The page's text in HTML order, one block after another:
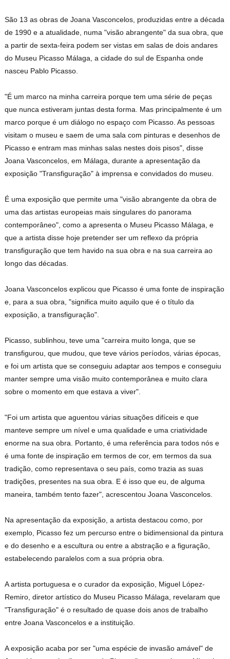
São 13 as obras de Joana Vasconcelos, produzidas entre a década
de 1990 e a atualidade, numa "visão abrangente" da sua obra, que
a partir de sexta-feira podem ser vistas em salas de dois andares
do Museu Picasso Málaga, a cidade do sul de Espanha onde
nasceu Pablo Picasso.
"É um marco na minha carreira porque tem uma série de peças
que nunca estiveram juntas desta forma. Mas principalmente é um
marco porque é um diálogo no espaço com Picasso. As pessoas
visitam o museu e saem de uma sala com pinturas e desenhos de
Picasso e entram mas minhas salas nestes dois pisos", disse
Joana Vasconcelos, em Málaga, durante a apresentação da
exposição "Transfiguração" à imprensa e convidados do museu.
É uma exposição que permite uma "visão abrangente da obra de
uma das artistas europeias mais singulares do panorama
contemporâneo", como a apresenta o Museu Picasso Málaga, e
que a artista disse hoje pretender ser um reflexo da própria
transfiguração que tem havido na sua obra e na sua carreira ao
longo das décadas.
Joana Vasconcelos explicou que Picasso é uma fonte de inspiração
e, para a sua obra, "significa muito aquilo que é o título da
exposição, a transfiguração".
Picasso, sublinhou, teve uma "carreira muito longa, que se
transfigurou, que mudou, que teve vários períodos, várias épocas,
e foi um artista que se conseguiu adaptar aos tempos e conseguiu
manter sempre uma visão muito contemporânea e muito clara
sobre o momento em que estava a viver".
"Foi um artista que aguentou várias situações difíceis e que
manteve sempre um nível e uma qualidade e uma criatividade
enorme na sua obra. Portanto, é uma referência para todos nós e
é uma fonte de inspiração em termos de cor, em termos da sua
tradição, como representava o seu país, como trazia as suas
tradições, presentes na sua obra. E é isso que eu, de alguma
maneira, também tento fazer", acrescentou Joana Vasconcelos.
Na apresentação da exposição, a artista destacou como, por
exemplo, Picasso fez um percurso entre o bidimensional da pintura
e do desenho e a escultura ou entre a abstração e a figuração,
estabelecendo paralelos com a sua própria obra.
A artista portuguesa e o curador da exposição, Miguel López-
Remiro, diretor artístico do Museu Picasso Málaga, revelaram que
"Transfiguração" é o resultado de quase dois anos de trabalho
entre Joana Vasconcelos e a instituição.
A exposição acaba por ser "uma espécie de invasão amável" de